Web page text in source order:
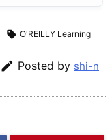
 O'REILLY Learning
 Posted by shi-n